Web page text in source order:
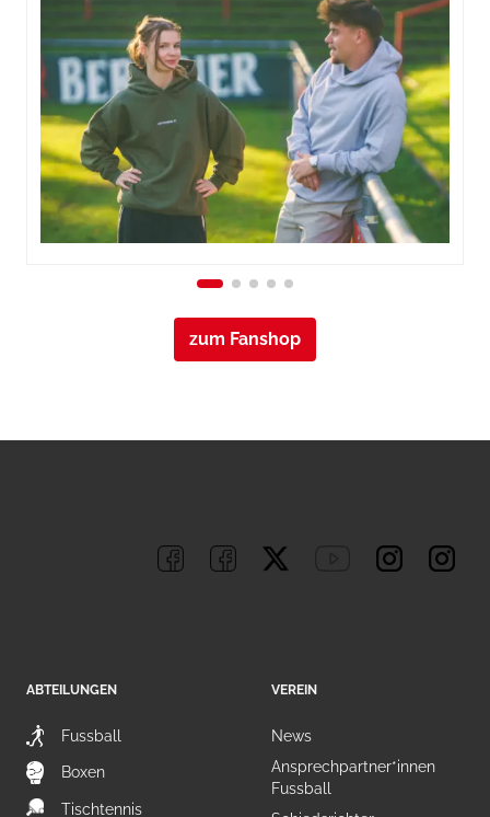
zum Fanshop
ABTEILUNGEN
Fussball
Boxen
Tischtennis
VEREIN
News
Ansprechpartner*innen
Fussball